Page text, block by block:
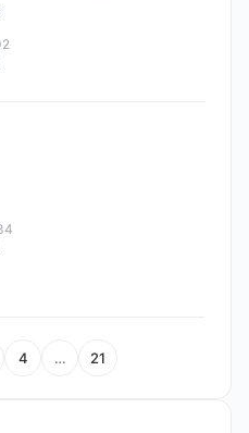
4 … 21